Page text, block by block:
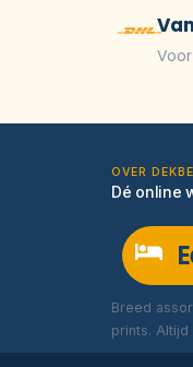
OVER
Dé online
Breed
prints.